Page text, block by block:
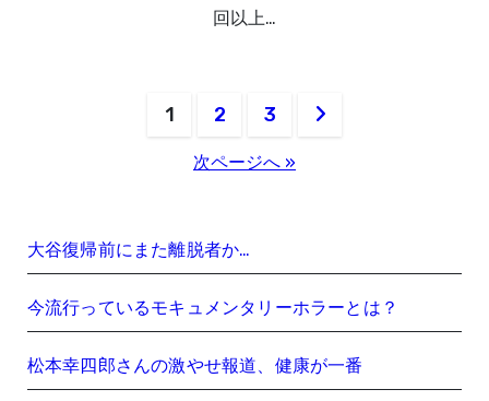
回以上…
ペ
ー
ジ
送
1 2 3
次ページへ »
大谷復帰前にまた離脱者か…
今流行っているモキュメンタリーホラーとは？
松本幸四郎さんの激やせ報道、健康が一番